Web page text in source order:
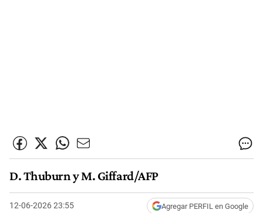
D. Thuburn y M. Giffard/AFP
12-06-2026 23:55 Agregar PERFIL en Google